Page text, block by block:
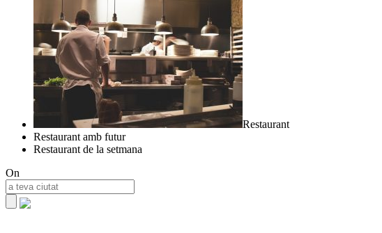
Restaurant
Restaurant amb futur
Restaurant de la setmana
On